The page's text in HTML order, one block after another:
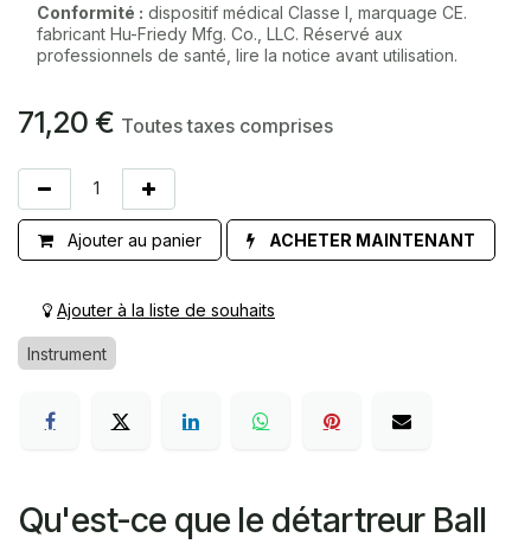
Conformité : dispositif médical Classe I, marquage CE.
fabricant Hu-Friedy Mfg. Co., LLC. Réservé aux
professionnels de santé, lire la notice avant utilisation.
71,20 € Toutes taxes comprises
Ajouter au panier ACHETER MAINTENANT
Ajouter à la liste de souhaits
Instrument
Qu'est-ce que le détartreur Ball